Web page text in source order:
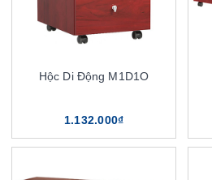
Hộc Di Động M1D1O
1.132.000₫